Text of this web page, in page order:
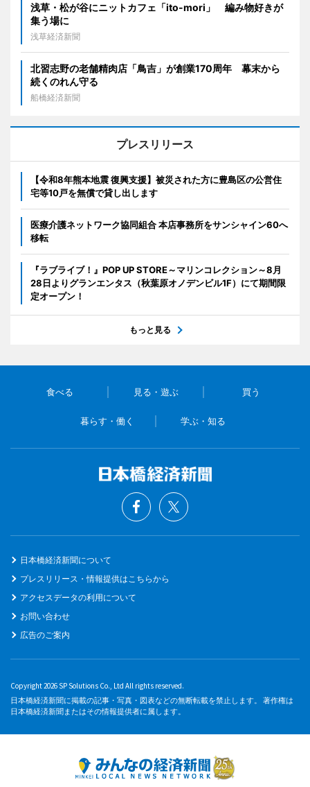
浅草・松が谷にニットカフェ「ito-mori」 編み物好きが
集う場に
浅草経済新聞
北習志野の老舗精肉店「鳥吉」が創業170周年 幕末から
続くのれん守る
船橋経済新聞
プレスリリース
【令和8年熊本地震 復興支援】被災された方に豊島区の公営住
宅等10戸を無償で貸し出します
医療介護ネットワーク協同組合 本店事務所をサンシャイン60へ
移転
『ラブライブ！』POP UP STORE～マリンコレクション～8月
28日よりグランエンタス（秋葉原オノデンビル1F）にて期間限
定オープン！
もっと見る
食べる 見る・遊ぶ 買う
暮らす・働く 学ぶ・知る
日本橋経済新聞について
プレスリリース・情報提供はこちらから
アクセスデータの利用について
お問い合わせ
広告のご案内
Copyright 2026 SP Solutions Co., Ltd All rights reserved.
日本橋経済新聞に掲載の記事・写真・図表などの無断転載を禁止します。 著作権は
日本橋経済新聞またはその情報提供者に属します。